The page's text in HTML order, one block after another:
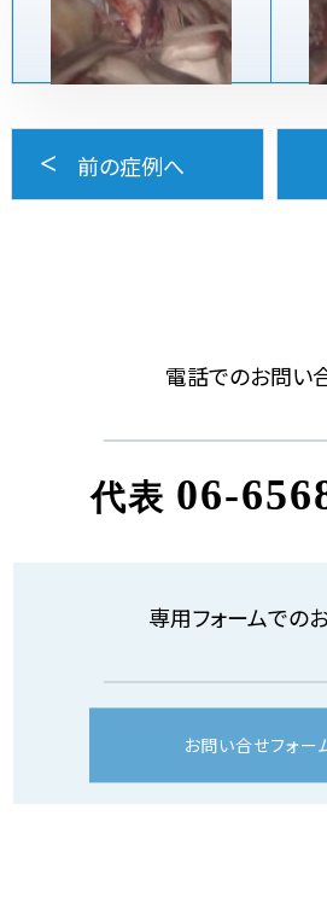
前の症例へ
電話でのお問い
代表 06-
専用フォームでの
お問い合せフォー